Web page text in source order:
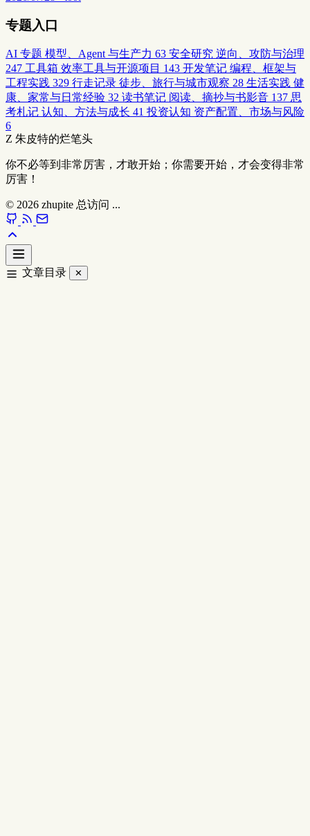
专题入口
AI 专题 模型、Agent 与生产力 63 安全研究 逆向、攻防与治理
247 工具箱 效率工具与开源项目 143 开发笔记 编程、框架与
工程实践 329 行走记录 徒步、旅行与城市观察 28 生活实践 健
康、家常与日常经验 32 读书笔记 阅读、摘抄与书影音 137 思
考札记 认知、方法与成长 41 投资认知 资产配置、市场与风险
6
Z 朱皮特的烂笔头
你不必等到非常厉害，才敢开始；你需要开始，才会变得非常
厉害！
© 2026 zhupite 总访问 ...
文章目录 ✕